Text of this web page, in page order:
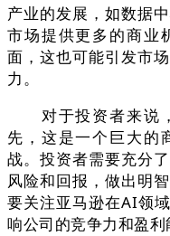
产业的发展，如数据
市场提供更多的商业
面，这也可能引发市
力。
对于投资者来说，
先，这是一个巨大的
战。投资者需要充分
风险和回报，做出明
要关注亚马逊在AI领
响公司的竞争力和盈利